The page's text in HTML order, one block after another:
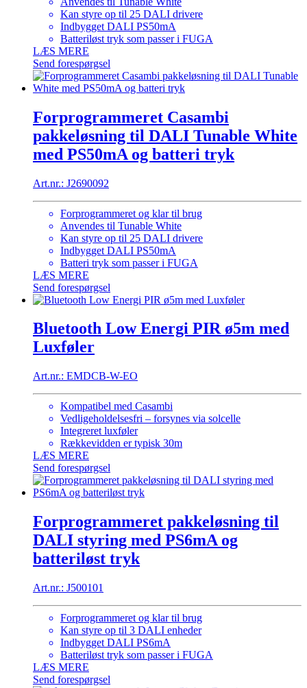
Kan styre op til 25 DALI drivere
Indbygget DALI PS50mA
Batteriløst tryk som passer i FUGA
LÆS MERE
Send forespørgsel
Forprogrammeret Casambi
pakkeløsning til DALI Tunable White
med PS50mA og batteri tryk
Art.nr.: J2690092
Forprogrammeret og klar til brug
Anvendes til Tunable White
Kan styre op til 25 DALI drivere
Indbygget DALI PS50mA
Batteri tryk som passer i FUGA
LÆS MERE
Send forespørgsel
Bluetooth Low Energi PIR ø5m med
Luxføler
Art.nr.: EMDCB-W-EO
Kompatibel med Casambi
Vedligeholdelsesfri – forsynes via solcelle
Integreret luxføler
Rækkevidden er typisk 30m
LÆS MERE
Send forespørgsel
Forprogrammeret pakkeløsning til
DALI styring med PS6mA og
batteriløst tryk
Art.nr.: J500101
Forprogrammeret og klar til brug
Kan styre op til 3 DALI enheder
Indbygget DALI PS6mA
Batteriløst tryk som passer i FUGA
LÆS MERE
Send forespørgsel